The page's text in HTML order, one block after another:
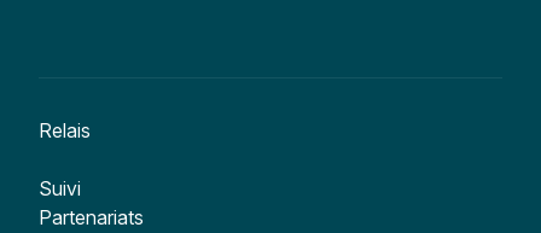
Relais
Suivi
Partenariats